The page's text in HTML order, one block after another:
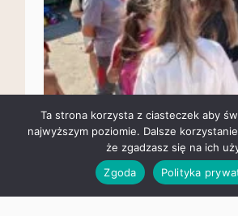
Ta strona korzysta z ciasteczek aby
najwyższym poziomie. Dalsze
że zgadzasz się na ich
Zgoda
Polityka